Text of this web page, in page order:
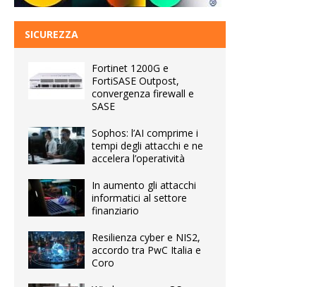
SICUREZZA
Fortinet 1200G e
FortiSASE Outpost,
convergenza firewall e
SASE
Sophos: l’AI comprime i
tempi degli attacchi e ne
accelera l’operatività
In aumento gli attacchi
informatici al settore
finanziario
Resilienza cyber e NIS2,
accordo tra PwC Italia e
Coro